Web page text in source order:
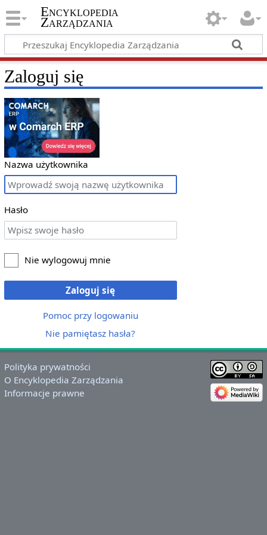
Encyklopedia
Zarządzania
Zaloguj się
Nazwa użytkownika
Hasło
Nie wylogowuj mnie
Zaloguj się
Pomoc przy logowaniu
Nie pamiętasz hasła?
Polityka prywatności
O Encyklopedia Zarządzania
Informacje prawne